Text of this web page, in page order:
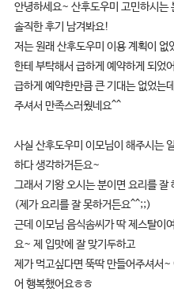
안녕하세요~ 산후도우미 고민하시는
솔직한 후기 남겨봐요!
저는 원래 산후도우미 이용 계획이 없
한테 부탁해서 급하게 예약하게 되었
급하게 예약한만큼 큰 기대는 없었는
주셔서 만족스러웠네요^^
사실 산후도우미 이모님이 해주시는
하다 생각하거든요~
그래서 기왕 오시는 분이면 요리를
(제가 요리를 잘 못하거든요^^;;)
근데 이모님 음식솜씨가 딱 제스탈이
요~ 제 입맛에 잘 맞기두하고
제가 먹고싶다면 뚝딱 만들어주셔서
어 행복했어요ㅎㅎ